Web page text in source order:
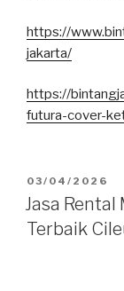
https://
jakarta/
https://
futura-cover-
DIPOSKAN
PADA
03/04/2026
Jasa
Terbaik